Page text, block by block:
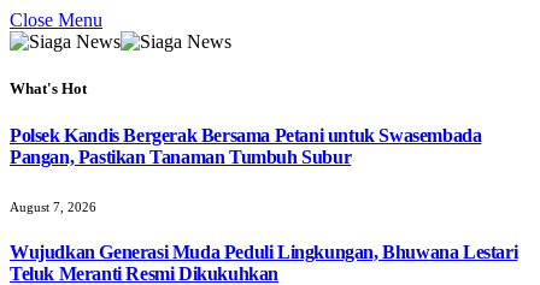
Close Menu
What's Hot
Polsek Kandis Bergerak Bersama Petani untuk Swasembada
Pangan, Pastikan Tanaman Tumbuh Subur
August 7, 2026
Wujudkan Generasi Muda Peduli Lingkungan, Bhuwana Lestari
Teluk Meranti Resmi Dikukuhkan